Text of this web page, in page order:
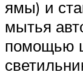
ямы) и
мытья
помощью